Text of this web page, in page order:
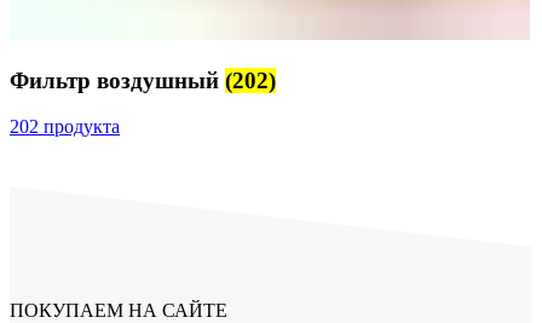
Фильтр воздушный (202)
202 продукта
ПОКУПАЕМ НА САЙТЕ